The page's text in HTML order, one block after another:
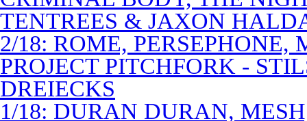
TENTREES & JAXON
2/18: ROME,
PROJECT PITCHFORK -
DREIECKS
1/18: DURAN DURAN,